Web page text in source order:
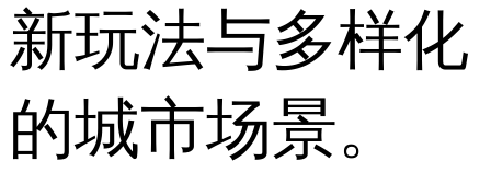
新玩法与多样化
的城市场景。